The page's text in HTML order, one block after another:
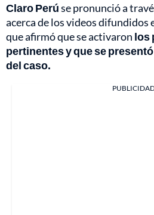
Claro Perúse pronunció a
acerca de los videos difundidos
que afirmó que se activaron los
pertinentes y que se
del caso.